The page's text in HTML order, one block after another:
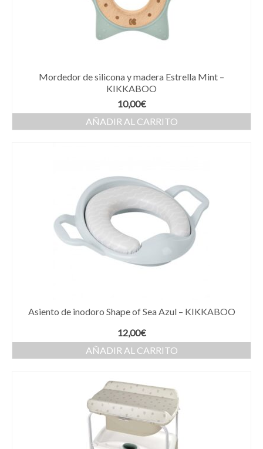
Mordedor de silicona y madera Estrella Mint –
KIKKABOO
10,00€
AÑADIR AL CARRITO
Asiento de inodoro Shape of Sea Azul – KIKKABOO
12,00€
AÑADIR AL CARRITO